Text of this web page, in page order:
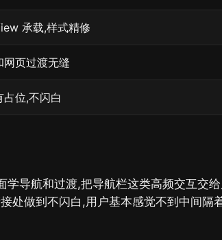
承载,样式精修
网页过渡无缝
占位,不闪白
学导航和过渡,把导航栏这类高频交互交
处做到不闪白,用户基本感觉不到中间隔